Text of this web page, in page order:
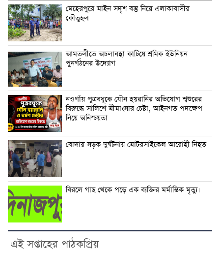
মেহেরপুরে মাইন সদৃশ বস্তু নিয়ে এলাকাবাসীর
কৌতুহল
আমতলীতে অচলাবস্থা কাটিয়ে শ্রমিক ইউনিয়ন
পুনর্গঠনের উদ্যোগ
নওগাঁয় পুত্রবধূকে যৌন হয়রানির অভিযোগ শ্বশুরের
বিরুদ্ধে সালিশে মীমাংসার চেষ্টা, আইনগত পদক্ষেপ
নিয়ে অনিশ্চয়তা
বোদায় সড়ক দুর্ঘটনায় মোটরসাইকেল আরোহী নিহত
বিরলে গাছ থেকে পড়ে এক ব্যক্তির মর্মান্তিক মৃত্যু।
এই সপ্তাহের পাঠকপ্রিয়